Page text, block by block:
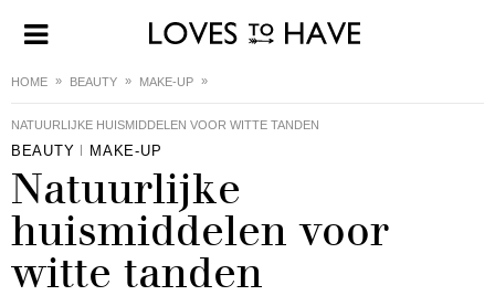
HOME BEAUTY MAKE-UP
NATUURLIJKE HUISMIDDELEN VOOR WITTE TANDEN
BEAUTY MAKE-UP
Natuurlijke
huismiddelen voor
witte tanden